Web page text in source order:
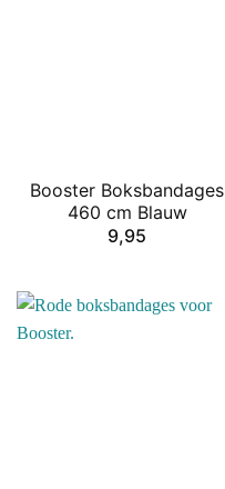
Booster Boksbandages
460 cm Blauw
9,95